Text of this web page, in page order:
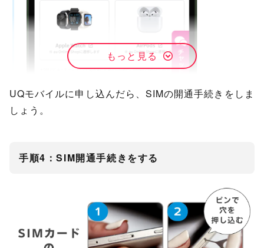
SIMの種類（物理SIM または eSIM）を選ぶ
もっと見る
UQモバイルに申し込んだら、SIMの開通手続きをしま
しょう。
手順4：SIM開通手続きをする